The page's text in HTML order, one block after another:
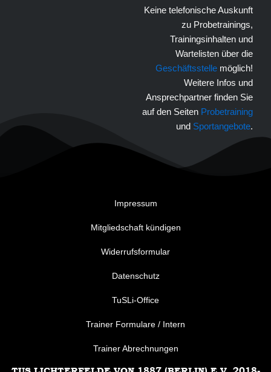
Keine telefonische Auskunft
zu Probetrainings,
Trainingsinhalten und
Wartelisten über die
Geschäftsstelle möglich!
Weitere Infos und
Ansprechpartner finden Sie
auf den Seiten Probetraining
und Sportangebote.
Impressum
Mitgliedschaft kündigen
Widerrufsformular
Datenschutz
TuSLi-Office
Trainer Formulare / Intern
Trainer Abrechnungen